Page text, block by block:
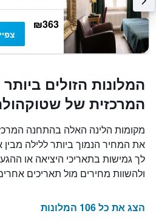
₪363
המלונות הזולים
המרכזית של
מקומות הלינה האלה בהתחנה
את המחיר הנמוך ביותר ללילה
לך גמישות בתאריכי היציאה או
ולהשוות מחירים מול תאריכים
הצג את כל 106 המלונות